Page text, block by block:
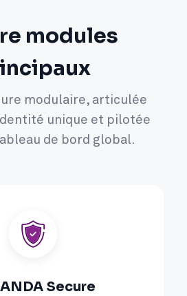
modules
modulaire, articulée
unique et pilotée
de bord global.
Secure